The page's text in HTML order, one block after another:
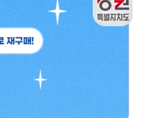
출석체크